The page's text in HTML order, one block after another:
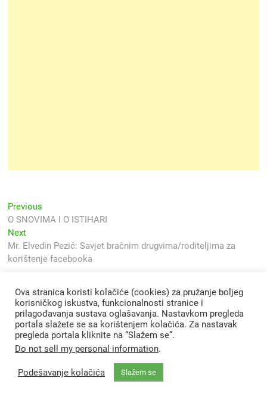
Navigacija
objava
Previous
post:
O SNOVIMA I O ISTIHARI
NextNext
post:
Mr. Elvedin Pezić: Savjet bračnim drugvima/roditeljima za
korištenje facebooka
Svjetlo Islama| Designed by: Theme Freesia
Ova stranica koristi kolačiće (cookies) za pružanje boljeg
korisničkog iskustva, funkcionalnosti stranice i
prilagođavanja sustava oglašavanja. Nastavkom pregleda
portala slažete se sa korištenjem kolačića. Za nastavak
pregleda portala kliknite na “Slažem se”.
Do not sell my personal information.
Podešavanje kolačića Slažem se